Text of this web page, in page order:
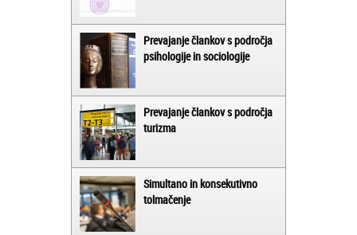
Prevajanje člankov s področja
psihologije in sociologije
Prevajanje člankov s področja
turizma
Simultano in konsekutivno
tolmačenje